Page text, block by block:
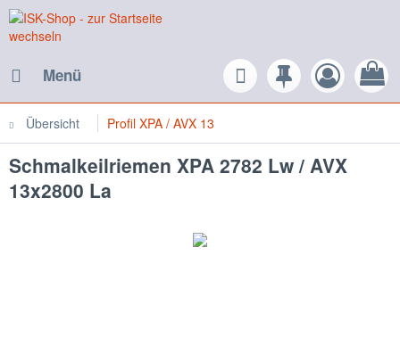
Menü
Übersicht Profil XPA / AVX 13
Schmalkeilriemen XPA 2782 Lw / AVX
13x2800 La